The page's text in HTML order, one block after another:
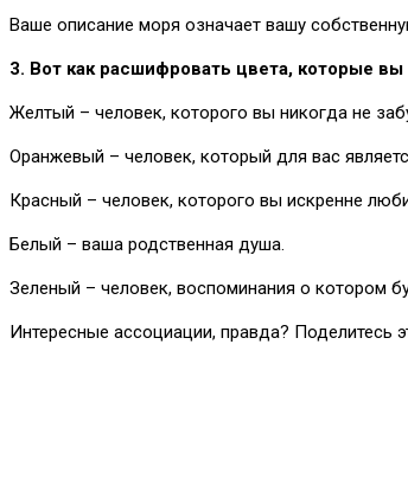
Ваше описание моря означает вашу
3. Вот как расшифровать цвета, которые
Желтый – человек, которого вы никогда не
Оранжевый – человек, который для вас
Красный – человек, которого вы искренне
Белый – ваша родственная душа.
Зеленый – человек, воспоминания о котором
Интересные ассоциации, правда? Поделитесь